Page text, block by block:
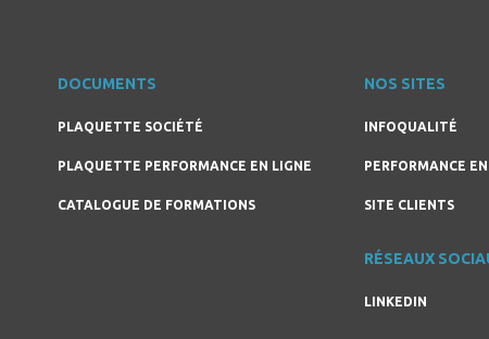
DOCUMENTS
PLAQUETTE SOCIÉTÉ
PLAQUETTE PERFORMANCE EN LIGNE
CATALOGUE DE FORMATIONS
NOS SITES
INFOQUALITÉ
PERFORMANCE
SITE CLIENTS
RÉSEAUX
LINKEDIN